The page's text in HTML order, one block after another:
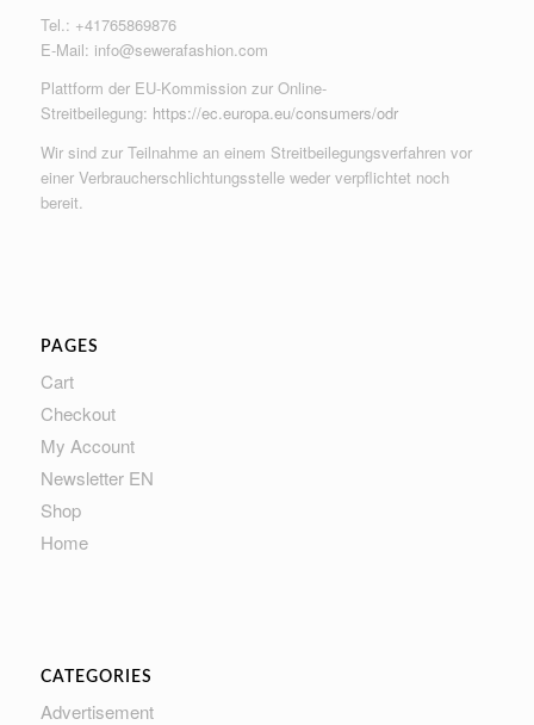
Tel.: +41765869876
E-Mail: info@sewerafashion.com
Plattform der EU-Kommission zur Online-
Streitbeilegung: https://ec.europa.eu/consumers/odr
Wir sind zur Teilnahme an einem Streitbeilegungsverfahren vor
einer Verbraucherschlichtungsstelle weder verpflichtet noch
bereit.
PAGES
Cart
Checkout
My Account
Newsletter EN
Shop
Home
CATEGORIES
Advertisement